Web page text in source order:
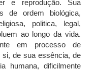
e reprodução. Sua
de ordem biológica,
politica, legal,
ao longo da vida.
em processo de
de sua essência, de
humana, dificilmente